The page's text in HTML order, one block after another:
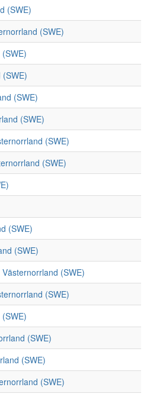
(SWE)
(SWE)
(SWE)
(SWE)
(SWE)
(SWE)
(SWE)
(SWE)
(SWE)
(SWE)
(SWE)
(SWE)
(SWE)